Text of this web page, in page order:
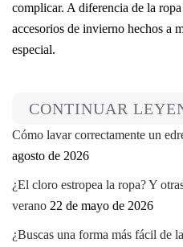
complicar. A diferencia de la
accesorios de invierno hechos a
especial.
CONTINUAR
Cómo lavar correctamente un
agosto de 2026
¿El cloro estropea la ropa? Y
verano 22 de mayo de 2026
¿Buscas una forma más fácil de